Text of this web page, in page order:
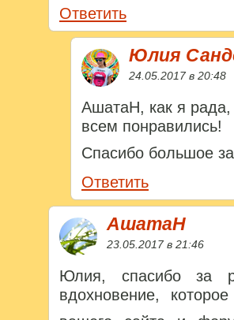
Ответить
Юлия
24.05.2017 в 20:48
АшатаН, как я рада,
всем понравились!
Спасибо большое
Ответить
АшатаН
23.05.2017 в 21:46
Юлия, спасибо за
вдохновение,